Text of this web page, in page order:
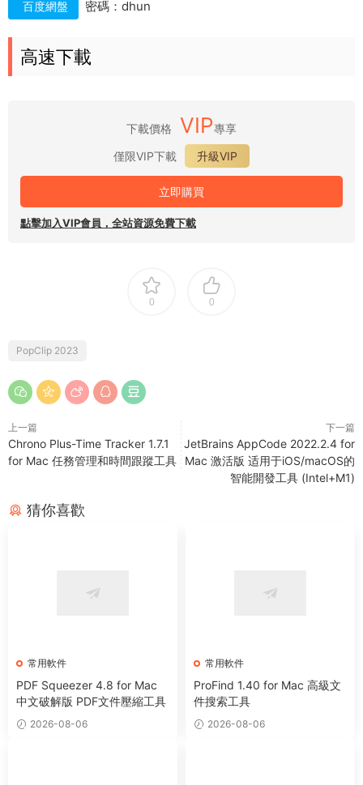
百度網盤 密碼：dhun
高速下載
下載價格 VIP專享
僅限VIP下載
升級VIP
立即購買
點擊加入VIP會員，全站資源免費下載
0 0
PopClip 2023
上一篇
Chrono Plus-Time Tracker 1.7.1
for Mac 任務管理和時間跟蹤工具
下一篇
JetBrains AppCode 2022.2.4 for
Mac 激活版 适用于iOS/macOS的
智能開發工具 (Intel+M1)
猜你喜歡
常用軟件
PDF Squeezer 4.8 for Mac
中文破解版 PDF文件壓縮工具
2026-08-06
常用軟件
ProFind 1.40 for Mac 高級文
件搜索工具
2026-08-06